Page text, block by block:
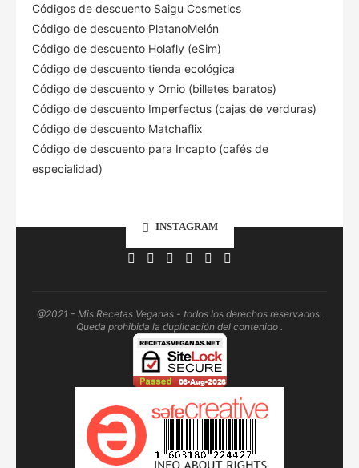
Códigos de descuento Saigu Cosmetics
Código de descuento PlatanoMelón
Código de descuento Holafly (eSim)
Código de descuento tienda ecológica
Código de descuento y Omio (billetes baratos)
Código de descuento Imperfectus (cajas de verduras)
Código de descuento Matchaflix
Código de descuento para Incapto (cafés de
especialidad)
INSTAGRAM
@2021 - Mis Recetas Veganas - todos los derechos reservados.
Queda prohibida la duplicación del contenido .